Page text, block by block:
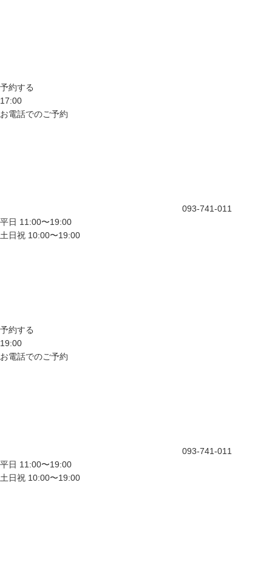
予約する
17:00
お電話でのご予約
093-741-011
平日 11:00〜19:00
土日祝 10:00〜19:00
予約する
19:00
お電話でのご予約
093-741-011
平日 11:00〜19:00
土日祝 10:00〜19:00